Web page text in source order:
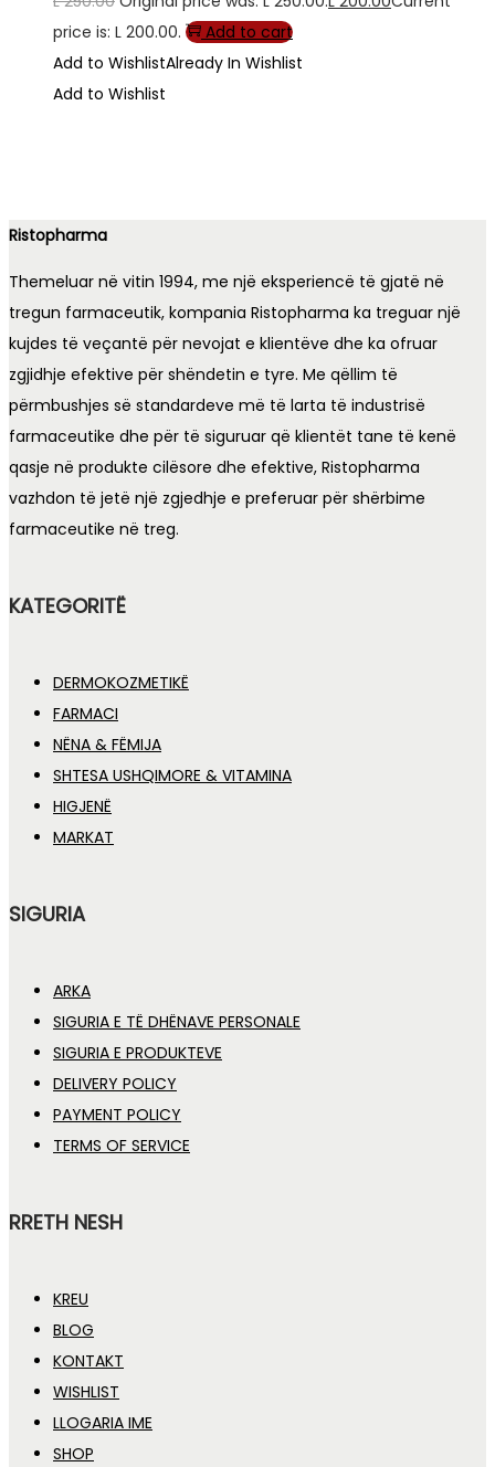
price is: L 200.00.
Add to cart
Add to WishlistAlready In Wishlist
Add to Wishlist
Ristopharma
Themeluar në vitin 1994, me një eksperiencë të gjatë në
tregun farmaceutik, kompania Ristopharma ka treguar një
kujdes të veçantë për nevojat e klientëve dhe ka ofruar
zgjidhje efektive për shëndetin e tyre. Me qëllim të
përmbushjes së standardeve më të larta të industrisë
farmaceutike dhe për të siguruar që klientët tane të kenë
qasje në produkte cilësore dhe efektive, Ristopharma
vazhdon të jetë një zgjedhje e preferuar për shërbime
farmaceutike në treg.
KATEGORITË
DERMOKOZMETIKË
FARMACI
NËNA & FËMIJA
SHTESA USHQIMORE & VITAMINA
HIGJENË
MARKAT
SIGURIA
ARKA
SIGURIA E TË DHËNAVE PERSONALE
SIGURIA E PRODUKTEVE
DELIVERY POLICY
PAYMENT POLICY
TERMS OF SERVICE
RRETH NESH
KREU
BLOG
KONTAKT
WISHLIST
LLOGARIA IME
SHOP